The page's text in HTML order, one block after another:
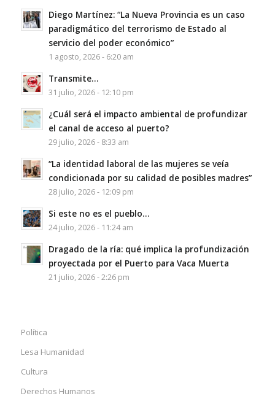
Diego Martínez: “La Nueva Provincia es un caso
paradigmático del terrorismo de Estado al
servicio del poder económico”
1 agosto, 2026 - 6:20 am
Transmite…
31 julio, 2026 - 12:10 pm
¿Cuál será el impacto ambiental de profundizar
el canal de acceso al puerto?
29 julio, 2026 - 8:33 am
“La identidad laboral de las mujeres se veía
condicionada por su calidad de posibles madres”
28 julio, 2026 - 12:09 pm
Si este no es el pueblo…
24 julio, 2026 - 11:24 am
Dragado de la ría: qué implica la profundización
proyectada por el Puerto para Vaca Muerta
21 julio, 2026 - 2:26 pm
Política
Lesa Humanidad
Cultura
Derechos Humanos